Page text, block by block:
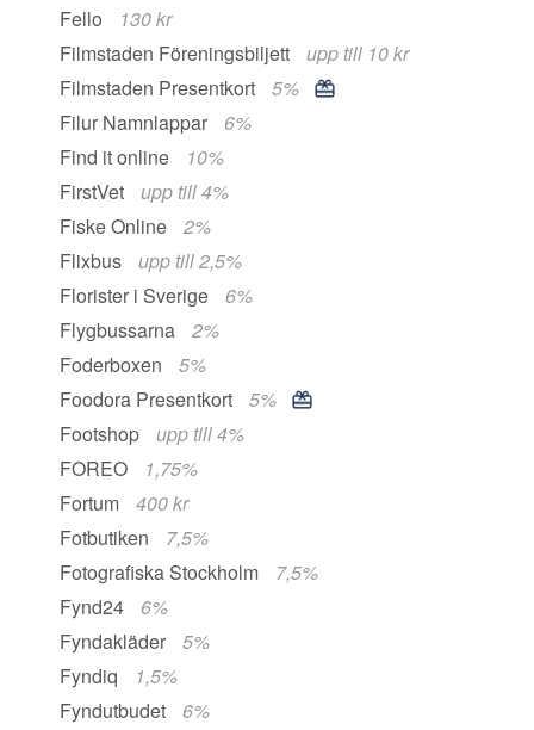
Fello
130 kr
Filmstaden Föreningsbiljett
upp till 10 kr
Filmstaden Presentkort
5%
Filur Namnlappar
6%
Find it online
10%
FirstVet
upp till 4%
Fiske Online
2%
Flixbus
upp till 2,5%
Florister i Sverige
6%
Flygbussarna
2%
Foderboxen
5%
Foodora Presentkort
5%
Footshop
upp till 4%
FOREO
1,75%
Fortum
400 kr
Fotbutiken
7,5%
Fotografiska Stockholm
7,5%
Fynd24
6%
Fyndakläder
5%
Fyndiq
1,5%
Fyndutbudet
6%